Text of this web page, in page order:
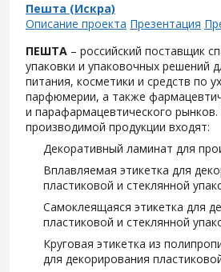
Пешта (Искра)
Описание проекта Презентация
ПЕШТА – российский поставщик
упаковки и упаковочных решений
питания, косметики и средств по
парфюмерии, а также
и парафармацевтического
производимой продукции входят:
Декоративный ламинат для
Вплавляемая этикетка для
пластиковой и стеклянной
Самоклеящаяся этикетка для
пластиковой и стеклянной
Круговая этикетка из
для декорирования